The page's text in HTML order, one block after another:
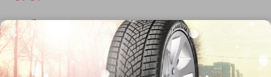
De firma
Wie zijn wij?
Blog
Onze dienstverlening